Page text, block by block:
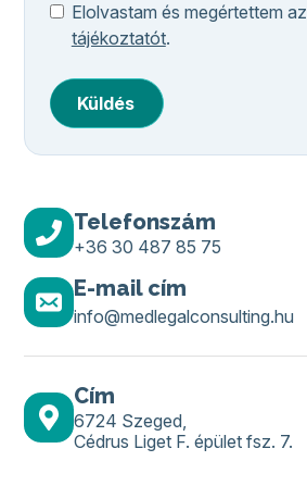
Telefonszám
+36 30 487 85 75
E-mail cím
info@medlegalconsulting.hu
Cím
6724 Szeged,
Cédrus Liget F. épület fsz. 7.
Elolvastam és megértettem az
tájékoztatót.
Küldés